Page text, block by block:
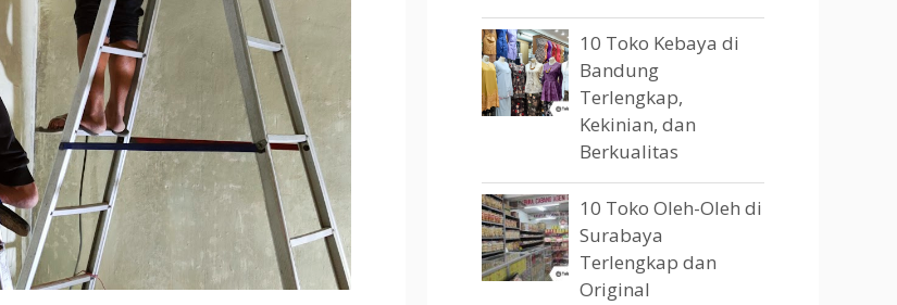
10 Toko Kebaya di
Bandung
Terlengkap,
Kekinian, dan
Berkualitas
10 Toko Oleh-Oleh di
Surabaya
Terlengkap dan
Original